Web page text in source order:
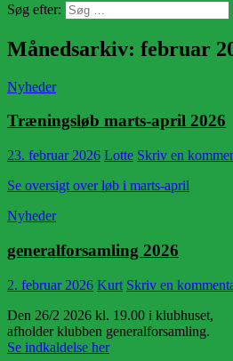
Søg efter:
Månedsarkiv: februar
Nyheder
Træningsløb marts-april 2026
23. februar 2026 Lotte Skriv en
Se oversigt over løb i marts-april
Nyheder
generalforsamling 2026
2. februar 2026 Kurt Skriv en
Den 26/2 2026 kl. 19.00 i klubhuset,
afholder klubben generalforsamling.
Se indkaldelse her